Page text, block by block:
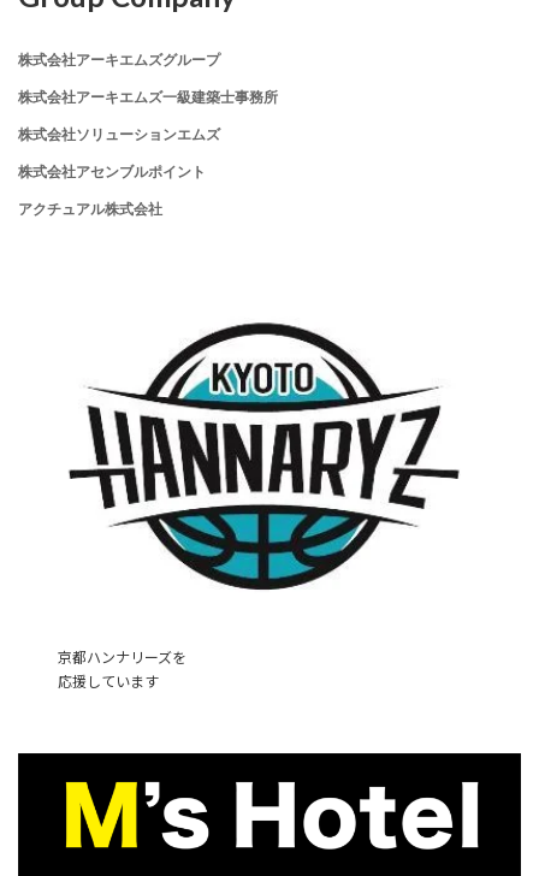
株式会社アーキエムズグループ
株式会社アーキエムズ一級建築士事務所
株式会社ソリューションエムズ
株式会社アセンブルポイント
アクチュアル株式会社
京都ハンナリーズを
応援しています